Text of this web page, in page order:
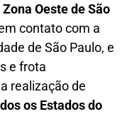
Oestede São
contato com a
de São Paulo, e
e frota
realização de
os Estados do